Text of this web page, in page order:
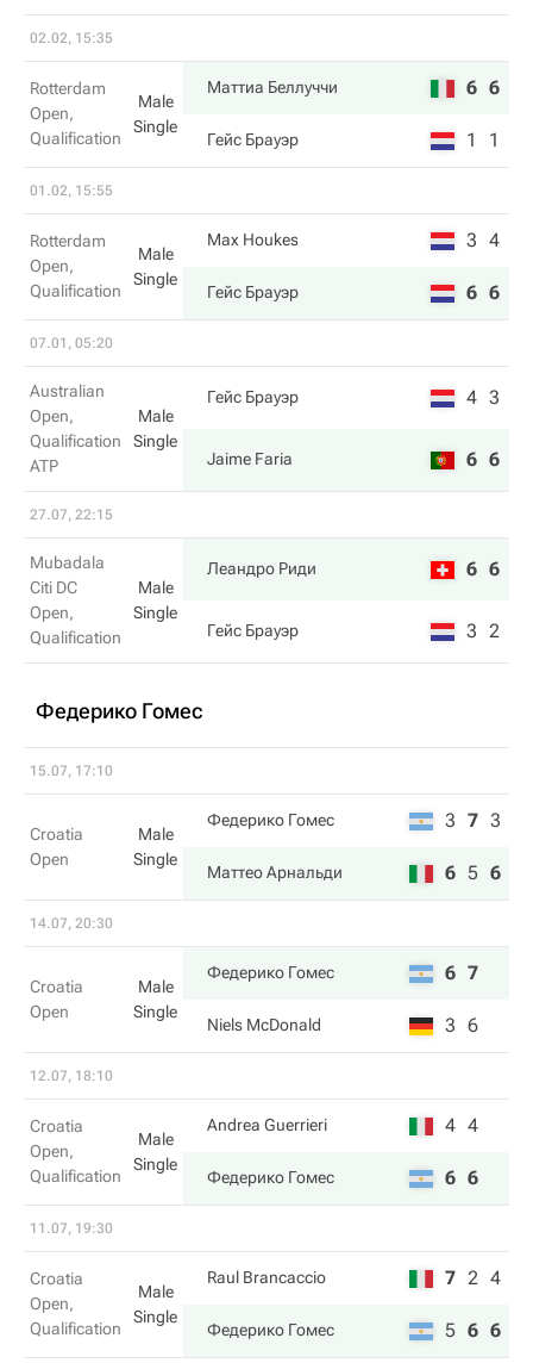
02.02, 15:35
Rotterdam
Open,
Qualification
Male
Single
Маттиа Беллуччи 6 6
Гейс Брауэр 1 1
01.02, 15:55
Rotterdam
Open,
Qualification
Male
Single
Max Houkes 3 4
Гейс Брауэр 6 6
07.01, 05:20
Australian
Open,
Qualification
ATP
Male
Single
Гейс Брауэр 4 3
Jaime Faria 6 6
27.07, 22:15
Mubadala
Citi DC
Open,
Qualification
Male
Single
Леандро Риди 6 6
Гейс Брауэр 3 2
Федерико Гомес
15.07, 17:10
Croatia
Open
Male
Single
Федерико Гомес 3 7 3
Маттео Арнальди 6 5 6
14.07, 20:30
Croatia
Open
Male
Single
Федерико Гомес 6 7
Niels McDonald 3 6
12.07, 18:10
Croatia
Open,
Qualification
Male
Single
Andrea Guerrieri 4 4
Федерико Гомес 6 6
11.07, 19:30
Croatia
Open,
Qualification
Male
Single
Raul Brancaccio 7 2 4
Федерико Гомес 5 6 6